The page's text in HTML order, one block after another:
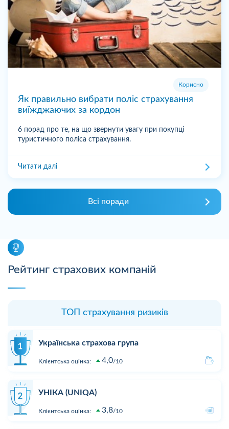
Корисно
Як правильно вибрати поліс страхування
виїжджаючих за кордон
6 порад про те, на що звернути увагу при покупці
туристичного поліса страхування.
Читати далі
Всі поради
Рейтинг страхових компаній
ТОП страхування ризиків
Українська страхова група
Клієнтська оцінка: 4,0 10
УНІКА (UNIQA)
Клієнтська оцінка: 3,8 10